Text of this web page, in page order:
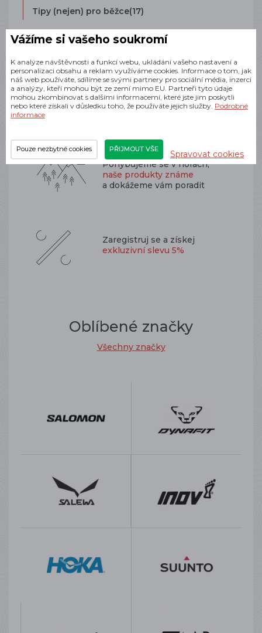
Tipy (nejen) pro běžce(17)
Doprava zdarma při
nákupunad 1 000 Kč
Pohybujeme se v horách,
naše produkty známe
a dokážeme vám poradit
Zaregistruj se a získej
exkluzivní slevu 5%
Oblíbené značky
Všechny značky
Vážíme si vašeho soukromí
K analýze návštěvnosti a funkcí webu, ukládání vašeho nastavení a
personalizaci obsahu a reklam využíváme cookies. Informace o tom, jak
náš web používáte, sdílíme se svými partnery pro sociální média, inzerci
a analýzy, kteří mohou být ze zemí mimo EU. Partneři tyto údaje
mohou zkombinovat s dalšími informacemi, které jste jim poskytli
nebo které získali v důsledku toho, že používáte jejich služby. Podrobné
informace
Pouze nezbytné cookies PŘIJMOUT VŠE Spravovat cookies